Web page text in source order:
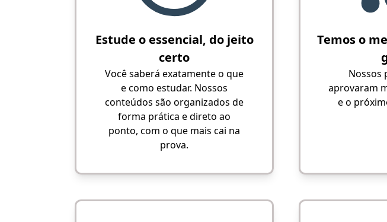
Estude o essencial, do jeito
certo
Você saberá exatamente o que
e como estudar. Nossos
conteúdos são organizados de
forma prática e direto ao
ponto, com o que mais cai na
prova.
Temos o
Nossos
aprovaram
e o